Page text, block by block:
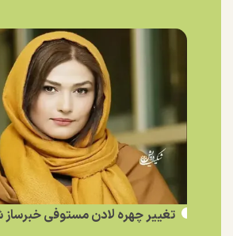
تغییر چهره لادن مستوفی